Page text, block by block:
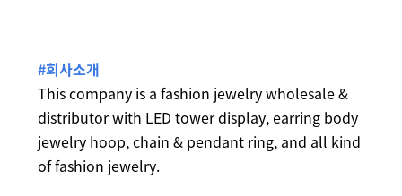
#회사소개
This company is a fashion jewelry wholesale &
distributor with LED tower display, earring body
jewelry hoop, chain & pendant ring, and all kind
of fashion jewelry.